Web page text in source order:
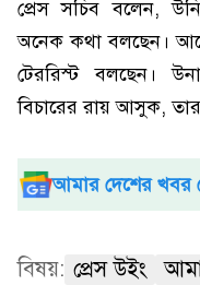
প্রেস সচিব বলেন,
অনেক কথা বলছেন।
টেররিস্ট বলছেন।
বিচারের রায় আসুক,
আমার দেশের খবর
বিষয়: প্রেস উইং